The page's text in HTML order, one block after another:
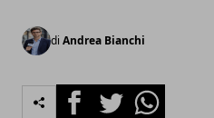
di Andrea Bianchi
FacebookTwitterWhatsapp